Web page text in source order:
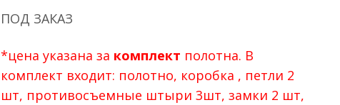
ПОД ЗАКАЗ
*цена указана за комплект полотна. В
комплект входит: полотно, коробка , петли 2
шт, противосъемные штыри 3шт, замки 2 шт,